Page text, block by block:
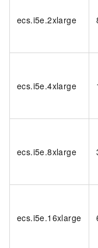
ecs.i5e.2xlarge
ecs.i5e.4xlarge
ecs.i5e.8xlarge
ecs.i5e.16xlarge